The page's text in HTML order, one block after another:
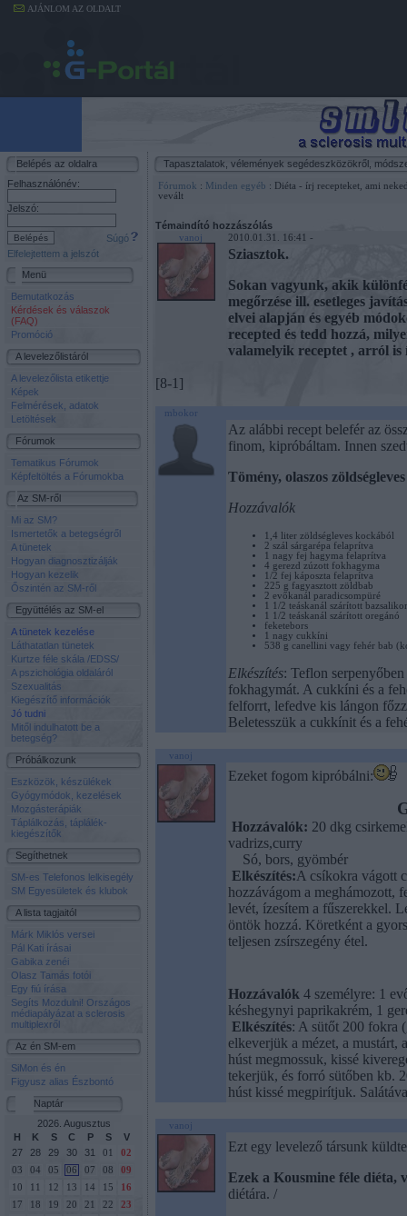
AJÁNLOM AZ OLDALT
Belépés az oldalra
Felhasználónév:
Jelszó:
Súgó
Elfelejtettem a jelszót
Menü
Bemutatkozás
Kérdések és válaszok
(FAQ)
Promóció
A levelezőlistáról
A levelezőlista etikettje
Képek
Felmérések, adatok
Letöltések
Fórumok
Tematikus Fórumok
Képfeltöltés a Fórumokba
Az SM-ről
Mi az SM?
Ismertetők a betegségről
A tünetek
Hogyan diagnosztizálják
Hogyan kezelik
Őszintén az SM-ről
Együttélés az SM-el
A tünetek kezelése
Láthatatlan tünetek
Kurtze féle skála /EDSS/
A pszichológia oldaláról
Szexualitás
Kiegészítő információk
Jó tudni
Mitől indulhatott be a
betegség?
Próbálkozunk
Eszközök, készülékek
Gyógymódok, kezelések
Mozgásterápiák
Táplálkozás, táplálék-
kiegészítők
Segíthetnek
SM-es Telefonos lelkisegély
SM Egyesületek és klubok
A lista tagjaitól
Márk Miklós versei
Pál Kati írásai
Gabika zenéi
Olasz Tamás fotói
Egy fiú írása
Segíts Mozdulni! Országos
médiapályázat a sclerosis
multiplexről
Az én SM-em
SiMon és én
Figyusz alias Észbontó
Naptár
2026. Augusztus
H
K S C P S
V
27
28 29 30 31 01
02
03
04 05 06 07 08
09
10
11 12 13 14 15
16
17
18 19 20 21 22
23
Tapasztalatok, vélemények segédeszközökről,
Fórumok : Minden egyéb : Diéta - írj recepteket, ami
vevált
Témaindító hozzászólás
vanoj 2010.01.31. 16:41 -
Sziasztok.
Sokan vagyunk, akik
megőrzése ill. esetleges
elvei alapján és
recepted és tedd hozzá,
valamelyik receptet , arról is
[8-1]
mbokor
Az alábbi recept belefér az
finom, kipróbáltam. Innen
Tömény, olaszos zöldségleves
Hozzávalók
1,4 liter zöldségleves kockából
2 szál sárgarépa felaprítva
1 nagy fej hagyma felaprítva
4 gerezd zúzott fokhagyma
1/2 fej káposzta felaprítva
225 g fagyasztott zöldbab
2 evőkanál paradicsompüré
1 1/2 teáskanál szárított
1 1/2 teáskanál szárított oregánó
feketebors
1 nagy cukkíni
538 g canellini vagy fehér bab
Elkészítés: Teflon
fokhagymát. A cukkíni és a
felforrt, lefedve kis lángon
Beletesszük a cukkínit és a
vanoj
Ezeket fogom kipróbálni:
Hozzávalók: 20 dkg
vadrizs,curry
Só, bors, gyömbér
Elkészítés:A csíkokra vágott
hozzávágom a meghámozott,
levét, ízesítem a fűszerekkel.
öntök hozzá. Köretként a
teljesen zsírszegény étel.
Hozzávalók 4 személyre: 1
késhegynyi paprikakrém, 1
Elkészítés: A sütőt 200 fokra
elkeverjük a mézet, a mustárt,
húst megmossuk, kissé
tekerjük, és forró sütőben kb.
húst kissé megpirítjuk.
vanoj
Ezt egy levelező társunk
Ezek a Kousmine féle diéta,
diétára. /